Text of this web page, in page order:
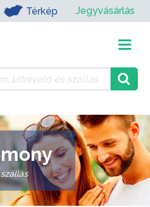
Térkép Jegyvásárlás
szállás